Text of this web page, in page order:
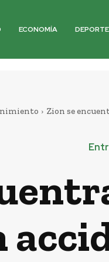
ECONOMÍA
Zion se